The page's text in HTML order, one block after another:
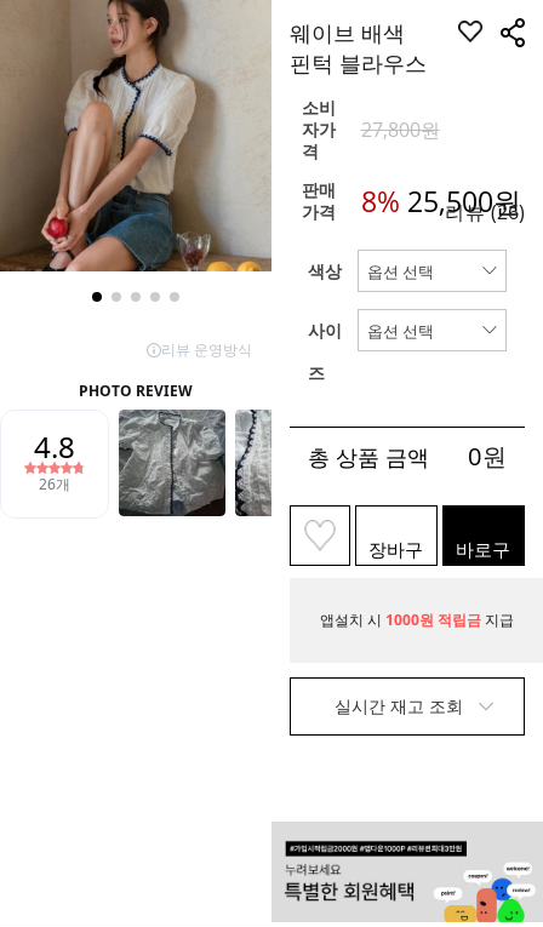
웨이브 배색
핀턱 블라우스
소비
자가
격
27,800원
판매
가격
8% 25,500원
리뷰(26)
색상
사이
즈
총 상품 금액 0원
장바구
니
바로구
매
앱설치 시 1000원 적립금 지급
실시간 재고 조회